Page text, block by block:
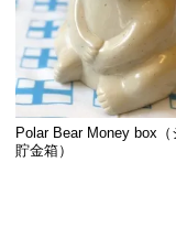
Polar Bear Money box（
貯金箱）